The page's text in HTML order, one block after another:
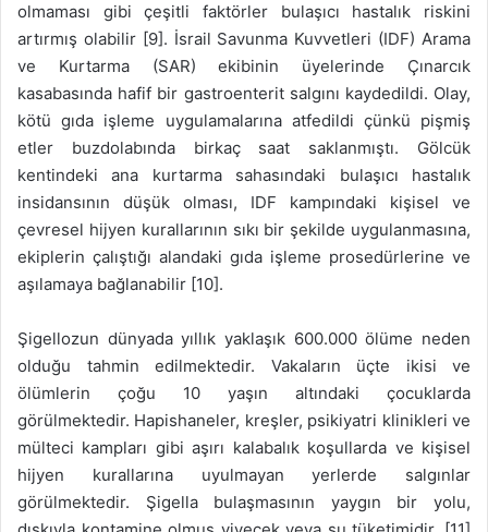
olmaması gibi çeşitli faktörler bulaşıcı hastalık riskini
artırmış olabilir [9]. İsrail Savunma Kuvvetleri (IDF) Arama
ve Kurtarma (SAR) ekibinin üyelerinde Çınarcık
kasabasında hafif bir gastroenterit salgını kaydedildi. Olay,
kötü gıda işleme uygulamalarına atfedildi çünkü pişmiş
etler buzdolabında birkaç saat saklanmıştı. Gölcük
kentindeki ana kurtarma sahasındaki bulaşıcı hastalık
insidansının düşük olması, IDF kampındaki kişisel ve
çevresel hijyen kurallarının sıkı bir şekilde uygulanmasına,
ekiplerin çalıştığı alandaki gıda işleme prosedürlerine ve
aşılamaya bağlanabilir [10].
Şigellozun dünyada yıllık yaklaşık 600.000 ölüme neden
olduğu tahmin edilmektedir. Vakaların üçte ikisi ve
ölümlerin çoğu 10 yaşın altındaki çocuklarda
görülmektedir. Hapishaneler, kreşler, psikiyatri klinikleri ve
mülteci kampları gibi aşırı kalabalık koşullarda ve kişisel
hijyen kurallarına uyulmayan yerlerde salgınlar
görülmektedir. Şigella bulaşmasının yaygın bir yolu,